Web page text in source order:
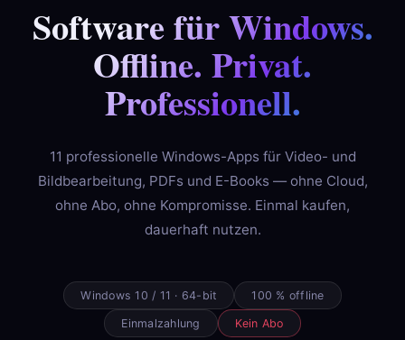
Software für Windows.
Offline. Privat.
Professionell.
11 professionelle Windows-Apps für Video- und
Bildbearbeitung, PDFs und E-Books — ohne Cloud,
ohne Abo, ohne Kompromisse. Einmal kaufen,
dauerhaft nutzen.
Windows 10 / 11 · 64-bit 100 % offline
Einmalzahlung Kein Abo